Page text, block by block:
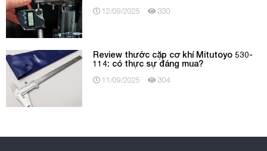
12/09/2025 330
Review thước cặp cơ khí Mitutoyo 530-
114: có thực sự đáng mua?
11/09/2025 304